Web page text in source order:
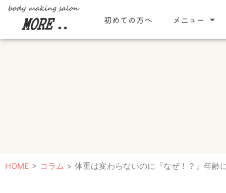
初めての方へ メニュー
HOME > コラム > 体重は変わらないのに『なぜ！？』年齢